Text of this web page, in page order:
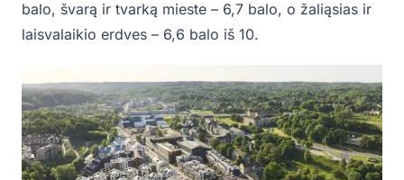
balo, švarą ir tvarką mieste – 6,7 balo, o žaliąsias ir
laisvalaikio erdves – 6,6 balo iš 10.